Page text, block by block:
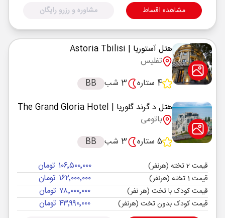
مشاهده اقساط مشاوره و رزرو رایگان
هتل آستوریا | Astoria Tbilisi
تفلیس
4 ستاره
3 شب
BB
هتل د گرند گلوریا | The Grand Gloria Hotel
باتومی
5 ستاره
3 شب BB
قیمت 2 تخته (هرنفر) ۱۰۶٬۵۰۰٬۰۰۰ تومان
قیمت 1 تخته (هرنفر) ۱۶۲٬۰۰۰٬۰۰۰ تومان
قیمت کودک با تخت (هر نفر) ۷۸٬۰۰۰٬۰۰۰ تومان
قیمت کودک بدون تخت (هرنفر) ۴۳٬۹۹۰٬۰۰۰ تومان